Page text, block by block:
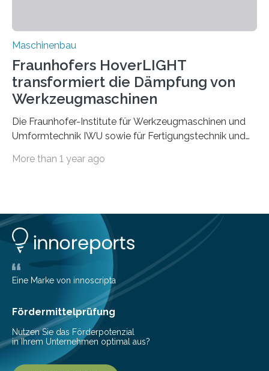
Maschinenbau
Fraunhofers HoverLIGHT
transformiert die Dämpfung von
Werkzeugmaschinen
Die Fraunhofer-Institute für Werkzeugmaschinen und
Umformtechnik IWU sowie für Fertigungstechnik und
Durchbruch in der Materialforschung erzielt: Der
partikelgefüllten Hohlkugeln erreicht HoverLIGHT einen
bisher unerreichten Eigenschaftsmix aus Leichtigkeit,
Steifigkeit und Schwingungsdämpfung. In einem
Gemeinschaftsprojekt mit einem Industriepartner
gelang nun erstmals der Nachweis, dass HoverLIGHT
bei Serienmaschinen Schwingungen um den Faktor 3
besser dämpft. Und das bei einer Gewichtseinsparung
von 20…
More than 1 year ago
Eine Marke von innoscripta
Fördermittelprüfung
Nutzen Sie das Förderpotenzial
in Ihrem Unternehmen optimal aus?